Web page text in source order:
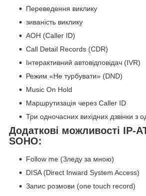
Переведення виклику
зиваність виклику
АОН (Caller ID)
Call Detail Records (CDR)
Інтерактивний автовідповідач (IVR)
Режим «Не турбувати» (DND)
Music On Hold
Маршрутизація через Caller ID
Три одночасних вихідних дзвінки з
Додаткові можливості IP-
SOHO:
Follow me (Зледу за мною)
DISA (Direct Inward System Access)
Запис розмови (one touch record)